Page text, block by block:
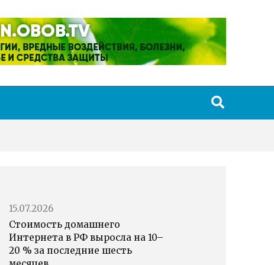
15.07.2026
Стоимость домашнего
Интернета в РФ выросла на 10–
20 % за последние шесть